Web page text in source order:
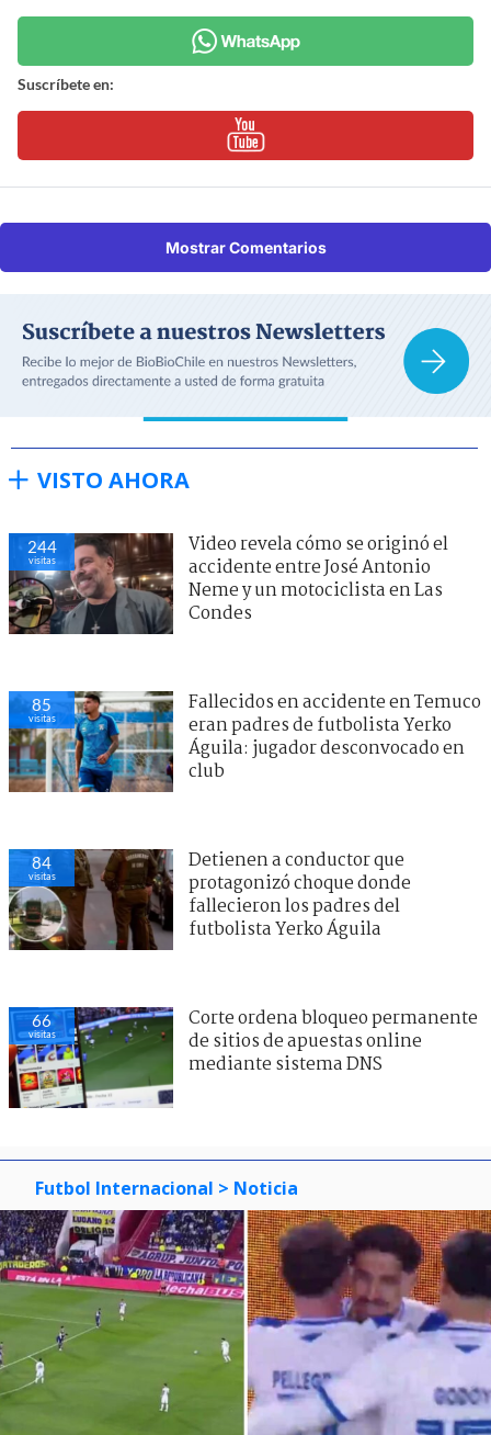
Suscríbete en:
Mostrar Comentarios
VISTO AHORA
244
visitas
Video revela cómo se originó el
accidente entre José Antonio
Neme y un motociclista en Las
Condes
85
visitas
Fallecidos en accidente en Temuco
eran padres de futbolista Yerko
Águila: jugador desconvocado en
club
84
visitas
Detienen a conductor que
protagonizó choque donde
fallecieron los padres del
futbolista Yerko Águila
66
visitas
Corte ordena bloqueo permanente
de sitios de apuestas online
mediante sistema DNS
Futbol Internacional > Noticia